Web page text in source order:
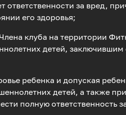
ответственности за вред,
его здоровья;
клуба на территории
детей,
ребенка и допуская
детей, а также
полную ответственность